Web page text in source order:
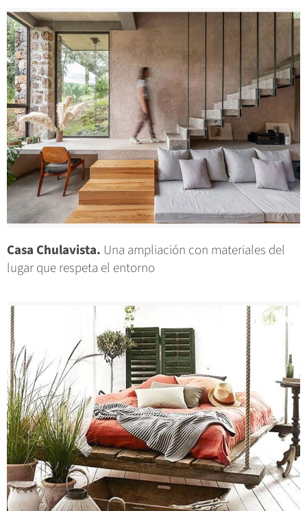
Casa Chulavista. Una ampliación con materiales del
lugar que respeta el entorno